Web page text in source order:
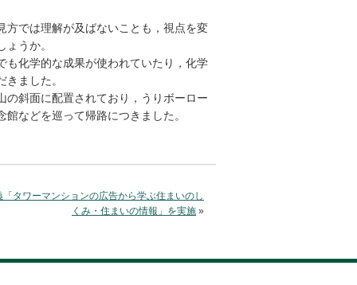
方では理解が及ばないことも，視点を変
うか。
も化学的な成果が使われていたり，化学
ました。
斜面に配置されており，うりボーロー
などを巡って帰路につきました。
タワーマンションの広告から学ぶ住まいのし
くみ・住まいの情報」を実施 »